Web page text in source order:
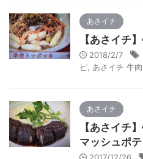
あさイチ
【あさイチ
2018/2/7
ピ あさイチ 牛
あさイチ
【あさイチ
マッシュポテ